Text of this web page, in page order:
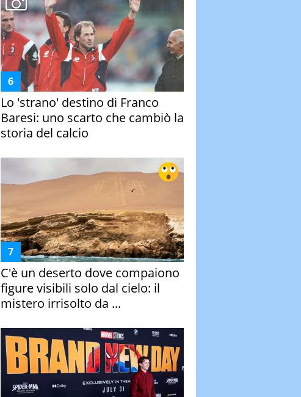
Lo 'strano' destino di Franco
Baresi: uno scarto che cambiò la
storia del calcio
C'è un deserto dove compaiono
figure visibili solo dal cielo: il
mistero irrisolto da ...